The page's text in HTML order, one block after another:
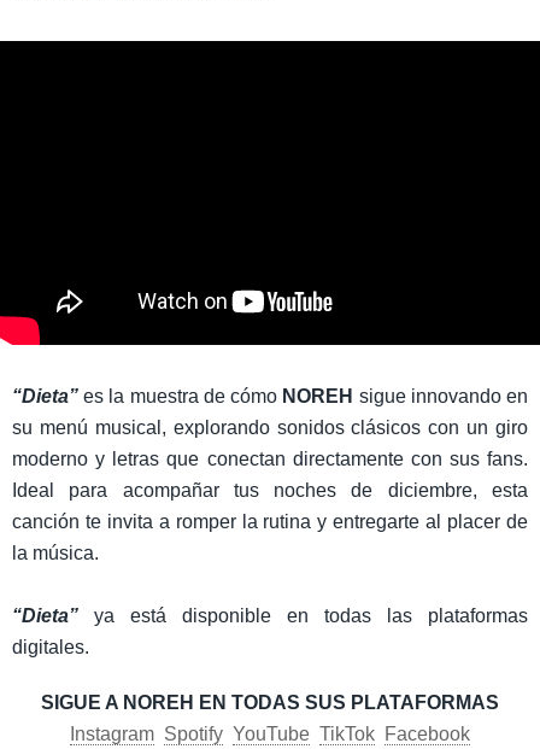
“Dieta” es la muestra de cómo NOREH sigue innovando en
su menú musical, explorando sonidos clásicos con un giro
moderno y letras que conectan directamente con sus fans.
Ideal para acompañar tus noches de diciembre, esta
canción te invita a romper la rutina y entregarte al placer de
la música.
“Dieta” ya está disponible en todas las plataformas
digitales.
SIGUE A NOREH EN TODAS SUS PLATAFORMAS
Instagram Spotify YouTube TikTok Facebook